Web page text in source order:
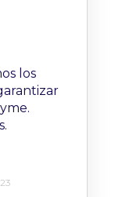
los